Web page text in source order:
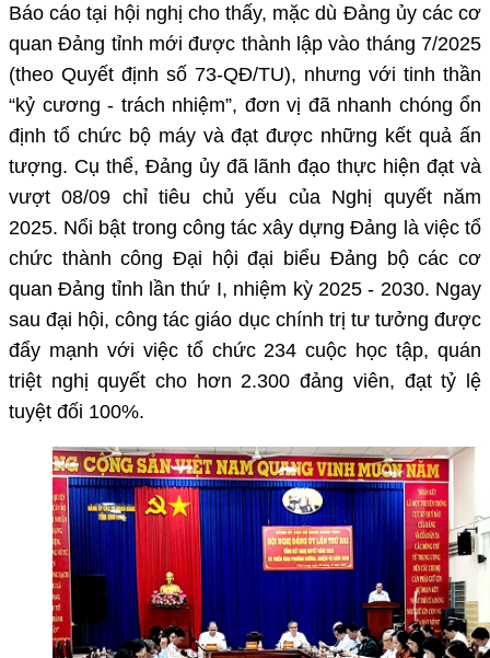
Báo cáo tại hội nghị cho thấy, mặc dù Đảng ủy các cơ
quan Đảng tỉnh mới được thành lập vào tháng 7/2025
(theo Quyết định số 73-QĐ/TU), nhưng với tinh thần
“kỷ cương - trách nhiệm”, đơn vị đã nhanh chóng ổn
định tổ chức bộ máy và đạt được những kết quả ấn
tượng. Cụ thể, Đảng ủy đã lãnh đạo thực hiện đạt và
vượt 08/09 chỉ tiêu chủ yếu của Nghị quyết năm
2025. Nổi bật trong công tác xây dựng Đảng là việc tổ
chức thành công Đại hội đại biểu Đảng bộ các cơ
quan Đảng tỉnh lần thứ I, nhiệm kỳ 2025 - 2030. Ngay
sau đại hội, công tác giáo dục chính trị tư tưởng được
đẩy mạnh với việc tổ chức 234 cuộc học tập, quán
triệt nghị quyết cho hơn 2.300 đảng viên, đạt tỷ lệ
tuyệt đối 100%.